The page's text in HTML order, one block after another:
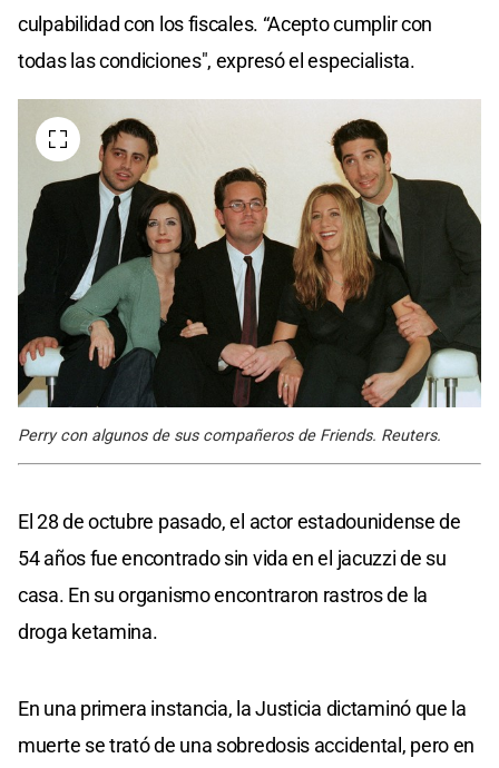
culpabilidad con los fiscales. “Acepto cumplir con
todas las condiciones", expresó el especialista.
Perry con algunos de sus compañeros de Friends. Reuters.
El 28 de octubre pasado, el actor estadounidense de
54 años fue encontrado sin vida en el jacuzzi de su
casa. En su organismo encontraron rastros de la
droga ketamina.
En una primera instancia, la Justicia dictaminó que la
muerte se trató de una sobredosis accidental, pero en